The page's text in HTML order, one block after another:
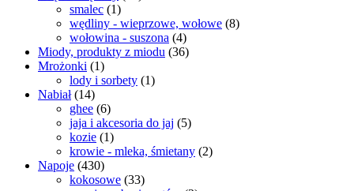
smalec (1)
wędliny - wieprzowe, wołowe (8)
wołowina - suszona (4)
Miody, produkty z miodu (36)
Mrożonki (1)
lody i sorbety (1)
Nabiał (14)
ghee (6)
jaja i akcesoria do jaj (5)
kozie (1)
krowie - mleka, śmietany (2)
Napoje (430)
kokosowe (33)